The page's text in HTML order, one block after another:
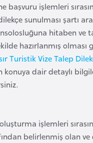
başvuru işlemleri
sunulması şartı
hitaben ve
hazırlanmış olması
Turistik Vize Talep
konuya dair detaylı
işlemleri
belirlenmiş olan ve